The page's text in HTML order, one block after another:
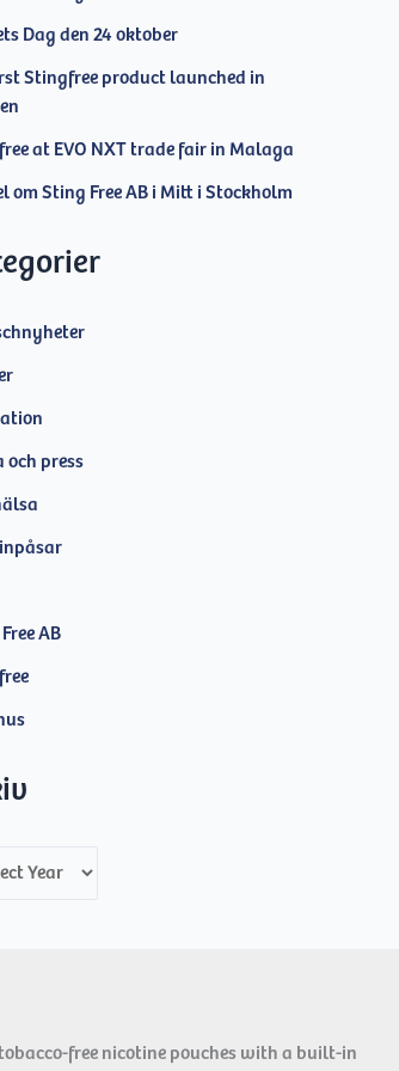
Dag den 24 oktober
Stingfree product launched in
at EVO NXT trade fair in Malaga
om Sting Free AB i Mitt i Stockholm
och press
AB
free nicotine pouches with a built-in